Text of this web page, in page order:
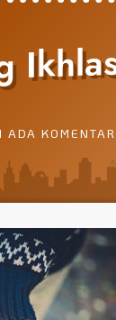
ADA KOMENTAR